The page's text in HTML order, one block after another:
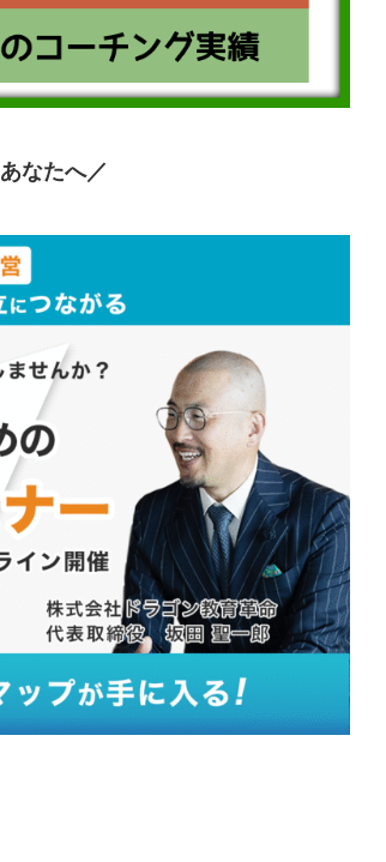
なたへ／